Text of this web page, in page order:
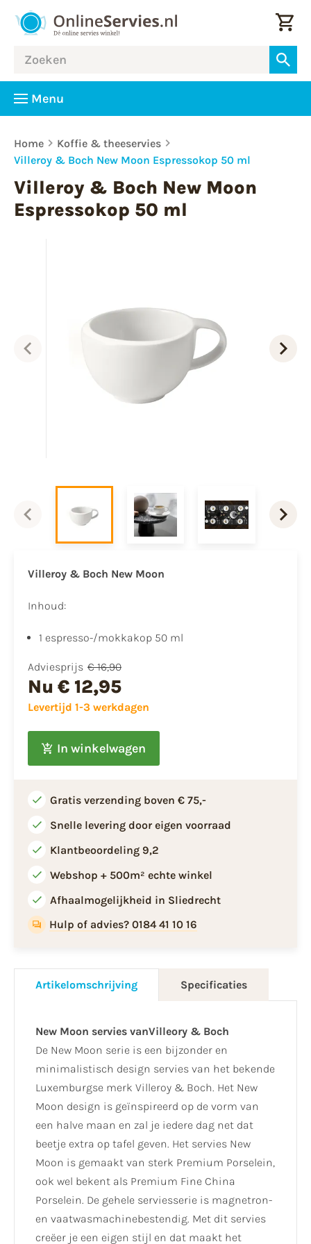
Menu
Home
Koffie & theeservies
Villeroy & Boch New Moon Espressokop 50 ml
Villeroy & Boch New Moon
Espressokop 50 ml
Villeroy & Boch New Moon
Inhoud:
1 espresso-/mokkakop 50 ml
Adviesprijs € 16,90
Nu € 12,95
Levertijd 1-3 werkdagen
In winkelwagen
Gratis verzending boven € 75,-
Snelle levering door eigen voorraad
Klantbeoordeling 9,2
Webshop + 500m² echte winkel
Afhaalmogelijkheid in Sliedrecht
Hulp of advies? 0184 41 10 16
Artikelomschrijving Specificaties
New Moon servies vanVilleory & Boch
De New Moon serie is een bijzonder en
minimalistisch design servies van het bekende
Luxemburgse merk Villeroy & Boch. Het New
Moon design is geïnspireerd op de vorm van
een halve maan en zal je iedere dag net dat
beetje extra op tafel geven. Het servies New
Moon is gemaakt van sterk Premium Porselein,
ook wel bekent als Premium Fine China
Porselein. De gehele serviesserie is magnetron-
en vaatwasmachinebestendig. Met dit servies
creëer je een eigen stijl en dat maakt het